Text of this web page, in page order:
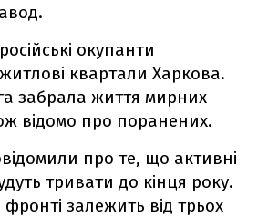
окупанти
квартали Харкова.
забрала життя мирних
відомо про поранених.
про те, що активні
тривати до кінця року.
фронті залежить від трьох